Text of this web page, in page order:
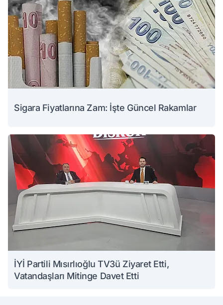
Sigara Fiyatlarına Zam: İşte Güncel Rakamlar
İYİ Partili Mısırlıoğlu TV3ü Ziyaret Etti,
Vatandaşları Mitinge Davet Etti